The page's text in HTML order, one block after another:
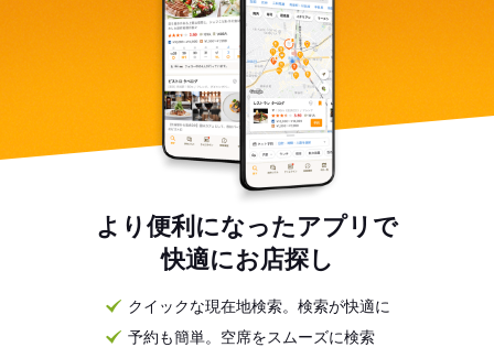
より便利になったアプリで
快適にお店探し
クイックな現在地検索。検索が快適に
予約も簡単。空席をスムーズに検索